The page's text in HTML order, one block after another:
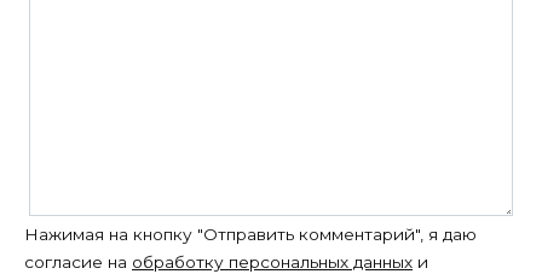
Нажимая на кнопку "Отправить комментарий", я даю
согласие на обработку персональных данных и